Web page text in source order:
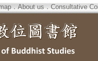
．About us．Consultative